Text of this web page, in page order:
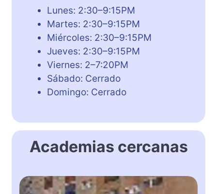
Lunes: 2:30–9:15PM
Martes: 2:30–9:15PM
Miércoles: 2:30–9:15PM
Jueves: 2:30–9:15PM
Viernes: 2–7:20PM
Sábado: Cerrado
Domingo: Cerrado
Academias cercanas
N